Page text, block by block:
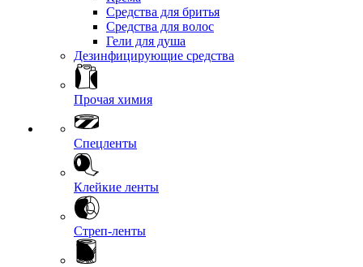
Средства для бритья
Средства для волос
Гели для душа
Дезинфицирующие средства
Прочая химия
Спецленты
Клейкие ленты
Стреп-ленты